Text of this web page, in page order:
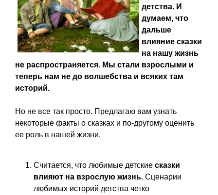
детства. И
думаем, что
дальше
влияние сказки
на нашу жизнь
не распространяется. Мы стали взрослыми и
теперь нам не до волшебства и всяких там
историй.
Но не все так просто. Предлагаю вам узнать
некоторые факты о сказках и по-другому оценить
ее роль в нашей жизни.
Считается, что любимые детскиесказки
влияют на взрослую жизнь. Сценарии
любимых историй детства четко